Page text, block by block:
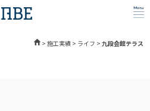
> 施工実績> ライフ > 九段会館テラス